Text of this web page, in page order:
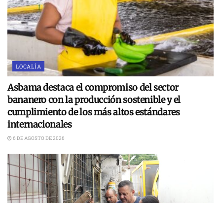
LOCALÍA
Asbama destaca el compromiso del sector
bananero con la producción sostenible y el
cumplimiento de los más altos estándares
internacionales
6 DE AGOSTO DE 2026